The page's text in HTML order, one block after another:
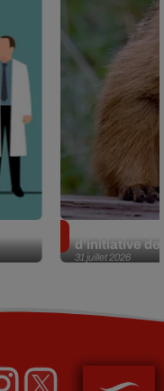
31 juillet 2026
d’initiative